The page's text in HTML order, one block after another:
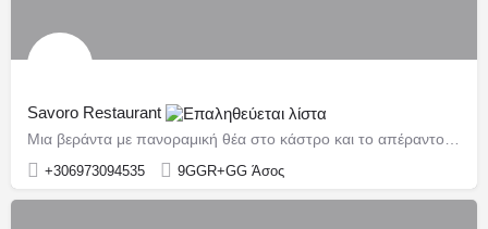
Savoro Restaurant
Μια βεράντα με πανοραμική θέα στο κάστρο και το απέραντο γαλάζιο του Ιονίου
+306973094535 9GGR+GG Άσος